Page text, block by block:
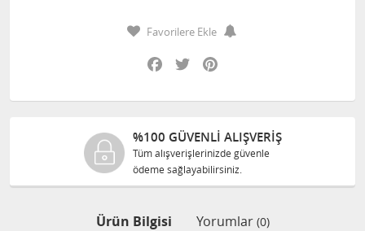
Favorilere Ekle
Facebook
Twitter
%100 GÜVENLİ ALIŞVERİŞ
Tüm alışverişlerinizde güvenle
ödeme sağlayabilirsiniz.
Ürün Bilgisi Yorumlar (0)